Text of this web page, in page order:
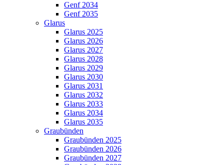
Genf 2034
Genf 2035
Glarus
Glarus 2025
Glarus 2026
Glarus 2027
Glarus 2028
Glarus 2029
Glarus 2030
Glarus 2031
Glarus 2032
Glarus 2033
Glarus 2034
Glarus 2035
Graubünden
Graubünden 2025
Graubünden 2026
Graubünden 2027